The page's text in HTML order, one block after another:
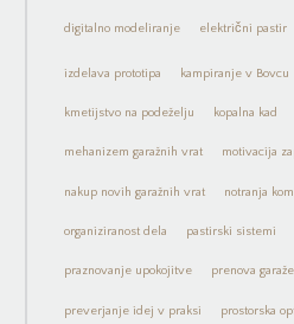
digitalno modeliranje električni pastir
izdelava prototipa kampiranje v Bovcu
kmetijstvo na podeželju kopalna kad
mehanizem garažnih vrat motivacija
nakup novih garažnih vrat notranja
organiziranost dela pastirski sistemi
praznovanje upokojitve prenova garaže
preverjanje idej v praksi prostorska